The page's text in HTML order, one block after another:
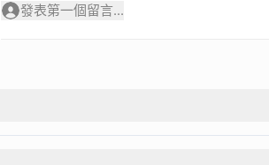
發表第一個留言...